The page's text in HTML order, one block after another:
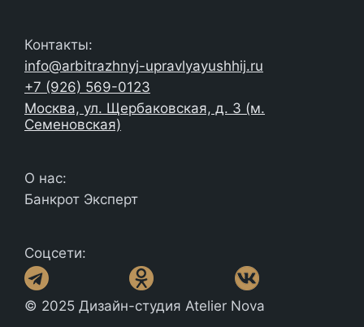
Контакты:
info@arbitrazhnyj-upravlyayushhij.ru
+7 (926) 569-0123
Москва, ул. Щербаковская, д. 3 (м.
Семеновская)
О нас:
Банкрот Эксперт
Соцсети:
© 2025 Дизайн-студия Atelier Nova